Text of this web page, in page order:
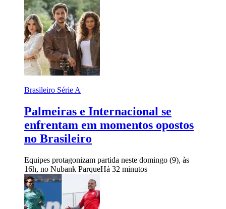
Brasileiro Série A
Palmeiras e Internacional se
enfrentam em momentos opostos
no Brasileiro
Equipes protagonizam partida neste domingo (9), às
16h, no Nubank ParqueHá 32 minutos